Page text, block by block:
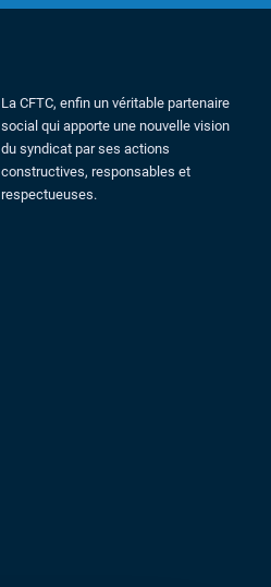
La CFTC, enfin un véritable partenaire
social qui apporte une nouvelle vision
du syndicat par ses actions
constructives, responsables et
respectueuses.